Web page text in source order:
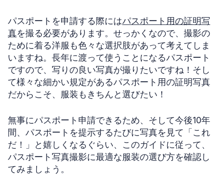
パスポートを申請する際にはパスポート用の証明写
真を撮る必要があります。せっかくなので、撮影の
ために着る洋服も色々な選択肢があって考えてしま
いますね。長年に渡って使うことになるパスポート
ですので、写りの良い写真が撮りたいですね！そし
て様々な細かい規定があるパスポート用の証明写真
だからこそ、服装もきちんと選びたい！
無事にパスポート申請できるため、そして今後10年
間、パスポートを提示するたびに写真を見て「これ
だ！」と嬉しくなるぐらい、このガイドに従って、
パスポート写真撮影に最適な服装の選び方を確認し
てみましょう。